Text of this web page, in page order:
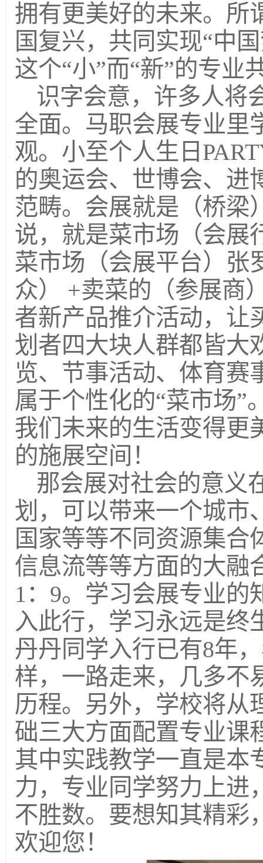
拥有更美好的未来。所
国复兴，共同实现“中
这个“小”而“新”的专业
识字会意，许多人将
全面。马职会展专业里
观。小至个人生日
的奥运会、世博会、进
范畴。会展就是（桥梁
说，就是菜市场（会展
菜市场（会展平台）张
众） +卖菜的（参展商
者新产品推介活动，让
划者四大块人群都皆大
览、节事活动、体育赛
属于个性化的“菜市场”
我们未来的生活变得更
的施展空间！
那会展对社会的意义
划，可以带来一个城市
国家等等不同资源集合
信息流等等方面的大融
1：9。学习会展专业的
入此行，学习永远是终
丹丹同学入行已有8年
样，一路走来，几多不
历程。另外，学校将从
础三大方面配置专业课
其中实践教学一直是本
力，专业同学努力上进
不胜数。要想知其精彩
欢迎您！